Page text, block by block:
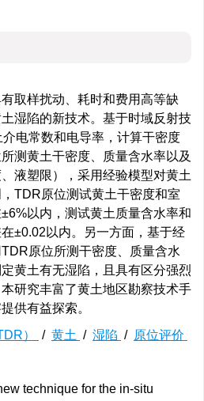
取样扰动、耗时和费用高等缺
湿陷的新技术。基于时域反射技
电常数和电导率，计算干密度
测黄土干密度、质量含水率以及
液塑限），采用经验模型对黄土
TDR原位测试黄土干密度和室
以内，测试黄土质量含水率和
±0.02以内。另一方面，基于经
原位所测干密度、质量含水
黄土有无湿陷，且具有区分强烈
研究丰富了黄土地区勘察技术手
供有益探索。
） / 黄土 / 湿陷 / 原位评价
technique for the in-situ